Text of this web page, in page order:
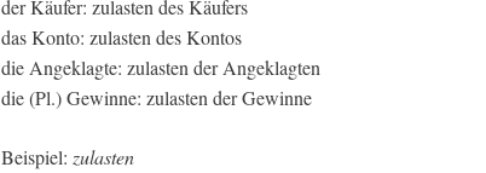
der Käufer: zulasten des Käufers
das Konto: zulasten des Kontos
die Angeklagte: zulasten der Angeklagten
die (Pl.) Gewinne: zulasten der Gewinne
Beispiel: zulasten